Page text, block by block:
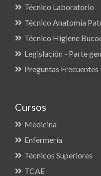
Técnico Laboratorio
Técnico Anatomía
Técnico Higiene
Legislación - Parte
Preguntas Frecuentes
Cursos
Medicina
Enfermería
Técnicos Superiores
TCAE